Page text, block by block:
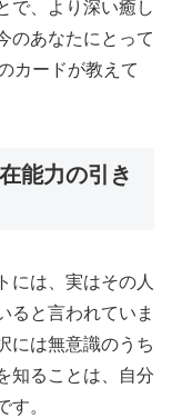
で、より深い癒し
のあなたにとって
カードが教えて
能力の引き
には、実はその人
ると言われていま
には無意識のうち
知ることは、自分
す。